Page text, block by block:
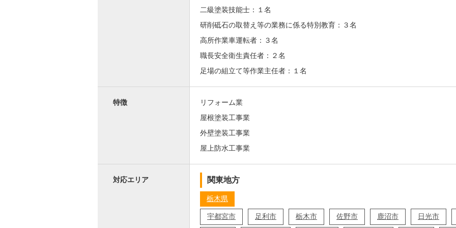
二級塗装技能士：１名
研削砥石の取替え等の業務に係る特別教育：３名
高所作業車運転者：３名
職長安全衛生責任者：２名
足場の組立て等作業主任者：１名
特徴
リフォーム業
屋根塗装工事業
外壁塗装工事業
屋上防水工事業
対応エリア 関東地方
栃木県
宇都宮市 足利市 栃木市 佐野市 鹿沼市 日光市